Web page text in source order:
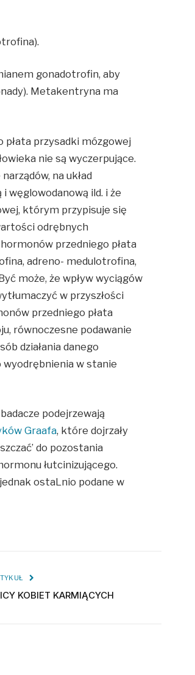
gonadotrofin, aby
Metakentryna ma
przysadki mózgowej
nie są wyczerpujące.
na układ
węglowodanową ild. i że
którym przypisuje się
odrębnych
przedniego płata
adreno- medulotrofina,
może, że wpływ wyciągów
w przyszłości
przedniego płata
równoczesne podawanie
działania danego
wyodrębnienia w stanie
podejrzewają
Graafa, które dojrzały
do pozostania
łutcinizującego.
ostaLnio podane w
KOBIET KARMIĄCYCH